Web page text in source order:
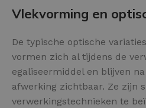
Vlekvorming en
De typische optische
vormen zich al tijdens de
egaliseermiddel en blijven
afwerking zichtbaar. Ze zijn
verwerkingstechnieken te